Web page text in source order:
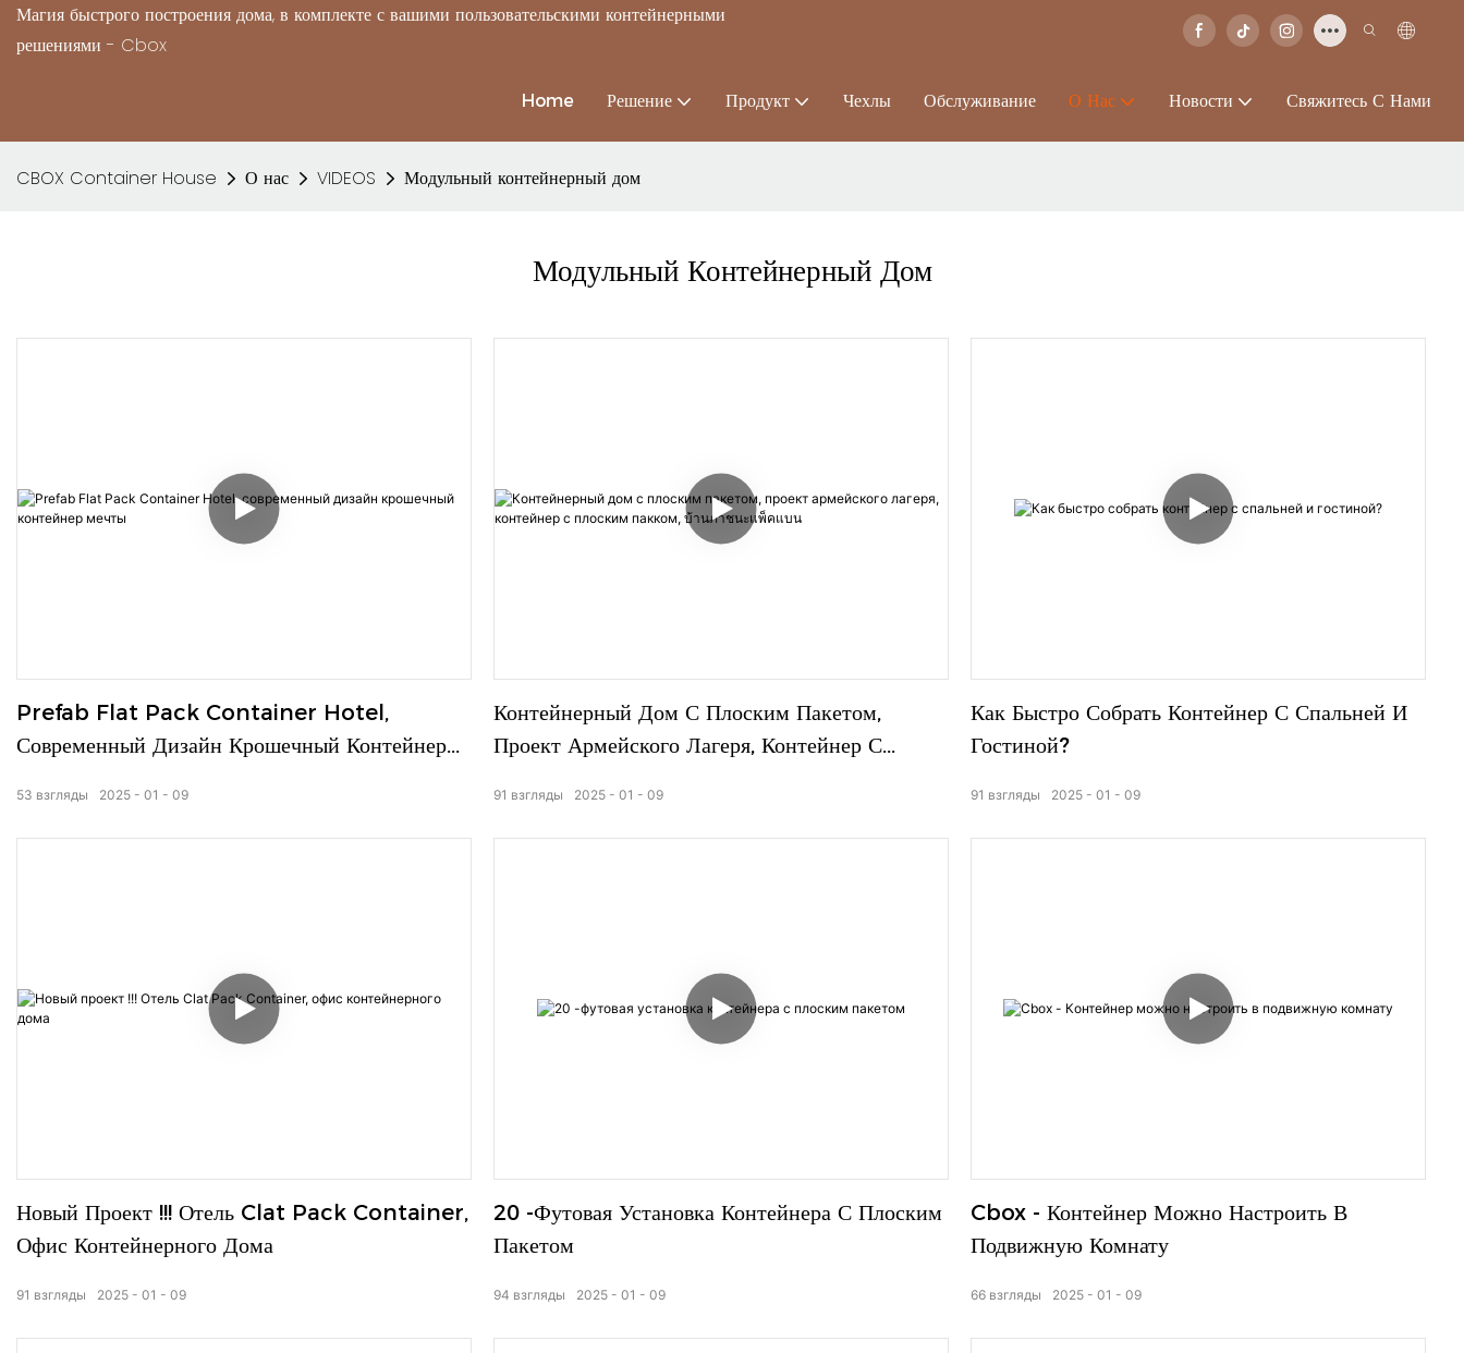
Магия быстрого построения дома, в комплекте с вашими пользовательскими контейнерными
решениями - Cbox
Home Решение Продукт Чехлы Обслуживание О Нас Новости Свяжитесь С Нами
CBOX Container House О нас VIDEOS Модульный контейнерный дом
Модульный Контейнерный Дом
Prefab Flat Pack Container Hotel,
Современный Дизайн Крошечный Контейнер
2025 01 09
53 взгляды
Контейнерный Дом С Плоским Пакетом,
Проект Армейского Лагеря, Контейнер С
2025 01 09
91 взгляды
Как Быстро Собрать Контейнер С Спальней И
Гостиной?
2025 01 09
91 взгляды
Новый Проект !!! Отель Clat Pack Container,
Офис Контейнерного Дома
2025 01 09
91 взгляды
20 -футовая Установка Контейнера С Плоским
Пакетом
2025 01 09
94 взгляды
Cbox - Контейнер Можно Настроить В
Подвижную Комнату
2025 01 09
66 взгляды